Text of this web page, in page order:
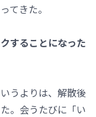
てきた。
クすることになった
うよりは、解散後
。会うたびに「い